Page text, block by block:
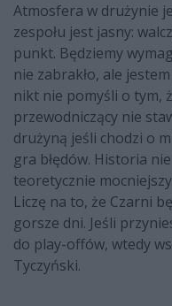
Atmosfera w drużynie
zespołu jest jasny:
punkt. Będziemy
nie zabrakło, ale
nikt nie pomyśli o tym,
przewodniczący nie
drużyną jeśli chodzi o
gra błędów. Historia
teoretycznie
Liczę na to, że Czarni
gorsze dni. Jeśli
do play-offów, wtedy
Tyczyński.